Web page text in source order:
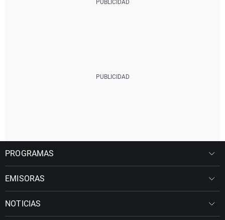
PROGRAMAS
EMISORAS
NOTICIAS